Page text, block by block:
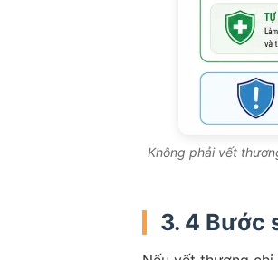
Không phải vết
3. 4 Bước